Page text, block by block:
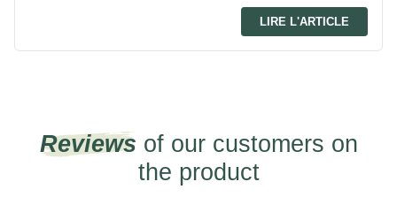
LIRE L'ARTICLE
Reviews of our customers on
the product